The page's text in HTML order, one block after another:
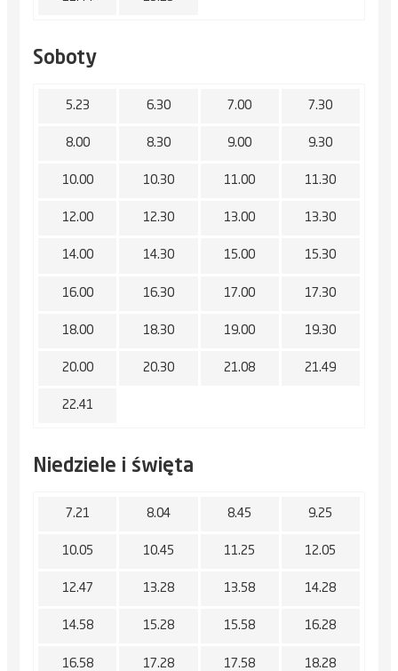
Soboty
5.23 6.30 7.00 7.30
8.00 8.30 9.00 9.30
10.00 10.30 11.00 11.30
12.00 12.30 13.00 13.30
14.00 14.30 15.00 15.30
16.00 16.30 17.00 17.30
18.00 18.30 19.00 19.30
20.00 20.30 21.08 21.49
22.41
Niedziele i święta
7.21 8.04 8.45 9.25
10.05 10.45 11.25 12.05
12.47 13.28 13.58 14.28
14.58 15.28 15.58 16.28
16.58 17.28 17.58 18.28